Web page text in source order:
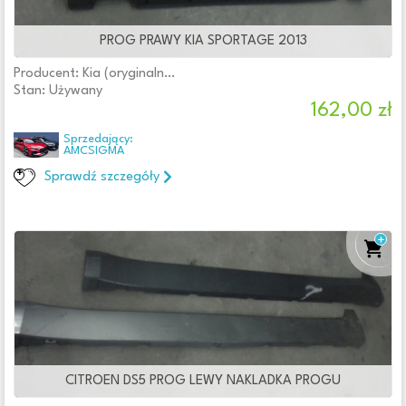
Nowy
Używany
Uszkodzony
Q - oryginał z logo producenta części (OEM, OES)
Typ samochodu
Samochody osobowe
Samochody dostawcze
Autobusy
Samochody kempingowe
PROG PRAWY KIA SPORTAGE 2013
Producent: Kia (oryginalne OE)
Stan: Używany
162,00 zł
Sprzedający:
AMCSIGMA
Sprawdź szczegóły
CITROEN DS5 PROG LEWY NAKLADKA PROGU